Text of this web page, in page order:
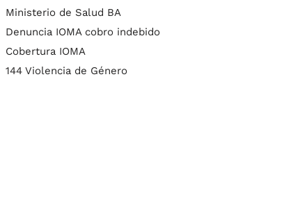
Ministerio de Salud BA
Denuncia IOMA cobro indebido
Cobertura IOMA
144 Violencia de Género